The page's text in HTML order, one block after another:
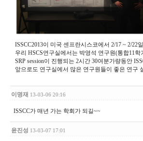
ISSCC2013이 미국 센프란시스코에서 2/17 ~ 2/22
우리 HSCS연구실에서는 박영석 연구원(통합11
SRP session이 진행되는 2시간 30여분가량동안
앞으로도 연구실에서 많은 연구원들이 좋은 연구
이명재 13-03-06 20:16
ISSCC가 매년 가는 학회가 되길~~
윤진성 13-03-07 17:01